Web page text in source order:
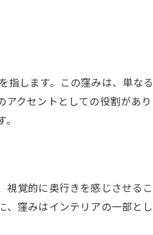
ン
への影響
ットとは
します。この窪みは、単な
クセントとしての役割があ
覚的に奥行きを感じさせる
窪みはインテリアの一部と